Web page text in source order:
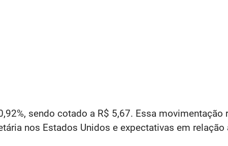
sendo cotado a R$ 5,67. Essa
nos Estados Unidos e expectativas em relação